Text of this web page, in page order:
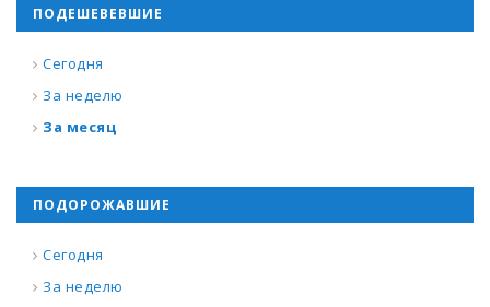
ПОДЕШЕВЕВШИЕ
Сегодня
За неделю
За месяц
ПОДОРОЖАВШИЕ
Сегодня
За неделю